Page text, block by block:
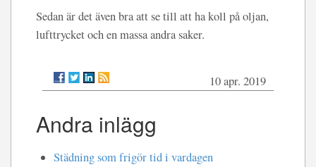
Sedan är det även bra att se till att ha koll på oljan,
lufttrycket och en massa andra saker.
10 apr. 2019
Andra inlägg
Städning som frigör tid i vardagen